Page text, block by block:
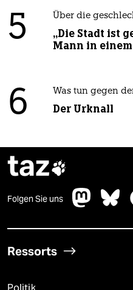
5 Über die
„Die Stadt ist
Mann in
6 Was tun gegen
Der Urknall
taz
Folgen Sie uns
Ressorts